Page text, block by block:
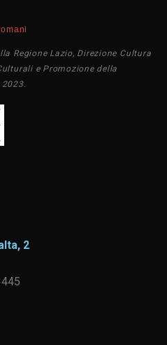
Regione Lazio, Direzione Cultura
e Promozione della
2